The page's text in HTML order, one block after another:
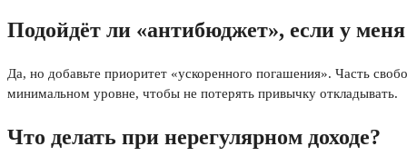
Подойдёт ли «антибюджет», если у
Да, но добавьте приоритет «ускоренного погашения». Часть
минимальном уровне, чтобы не потерять привычку откладывать.
Что делать при нерегулярном доходе?